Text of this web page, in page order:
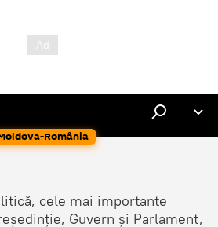
România
cele mai importante
Guvern și Parlament,